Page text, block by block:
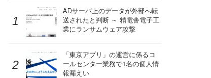
ADサーバ上のデータが外部へ転
送されたと判断 ～ 精電舎電子工
業にランサムウェア攻撃
「東京アプリ」の運営に係るコ
ールセンター業務で1名の個人情
報漏えい